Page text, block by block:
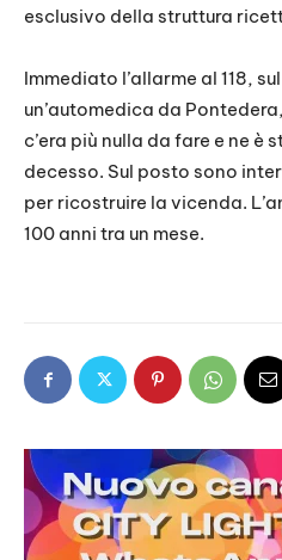
esclusivo della struttura
Immediato l’allarme al 118,
un’automedica da
c’era più nulla da fare e ne
decesso. Sul posto sono
per ricostruire la vicenda.
100 anni tra un mese.